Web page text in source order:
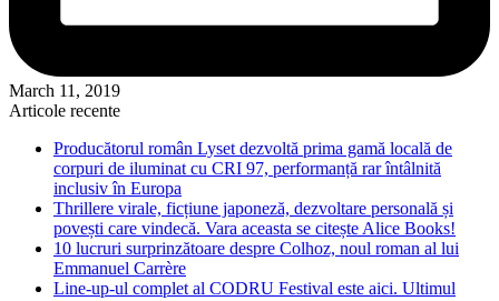
March 11, 2019
Articole recente
Producătorul român Lyset dezvoltă prima gamă locală de
corpuri de iluminat cu CRI 97, performanță rar întâlnită
inclusiv în Europa
Thrillere virale, ficțiune japoneză, dezvoltare personală și
povești care vindecă. Vara aceasta se citește Alice Books!
10 lucruri surprinzătoare despre Colhoz, noul roman al lui
Emmanuel Carrère
Line-up-ul complet al CODRU Festival este aici. Ultimul